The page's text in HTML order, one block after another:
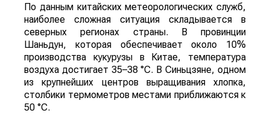
По данным китайских метеорологических служб,
наиболее сложная ситуация складывается в
северных регионах страны. В провинции
Шаньдун, которая обеспечивает около 10%
производства кукурузы в Китае, температура
воздуха достигает 35–38 °C. В Синьцзяне, одном
из крупнейших центров выращивания хлопка,
столбики термометров местами приближаются к
50 °C.